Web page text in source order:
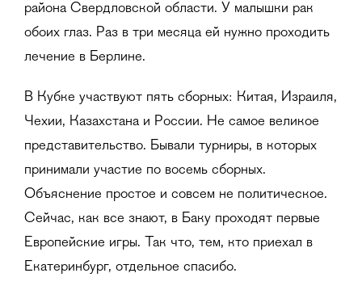
района Свердловской области. У малышки рак
обоих глаз. Раз в три месяца ей нужно проходить
лечение в Берлине.
В Кубке участвуют пять сборных: Китая, Израиля,
Чехии, Казахстана и России. Не самое великое
представительство. Бывали турниры, в которых
принимали участие по восемь сборных.
Объяснение простое и совсем не политическое.
Сейчас, как все знают, в Баку проходят первые
Европейские игры. Так что, тем, кто приехал в
Екатеринбург, отдельное спасибо.